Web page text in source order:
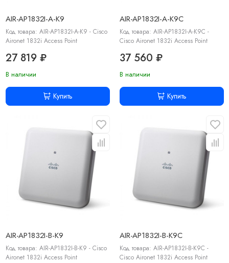
AIR-AP1832I-A-K9
Код товара: AIR-AP1832I-A-K9 - Cisco
Aironet 1832i Access Point
27 819 ₽
В наличии
Купить
AIR-AP1832I-A-K9C
Код товара: AIR-AP1832I-A-K9C -
Cisco Aironet 1832i Access Point
37 560 ₽
В наличии
Купить
AIR-AP1832I-B-K9
Код товара: AIR-AP1832I-B-K9 - Cisco
Aironet 1832i Access Point
AIR-AP1832I-B-K9C
Код товара: AIR-AP1832I-B-K9C -
Cisco Aironet 1832i Access Point